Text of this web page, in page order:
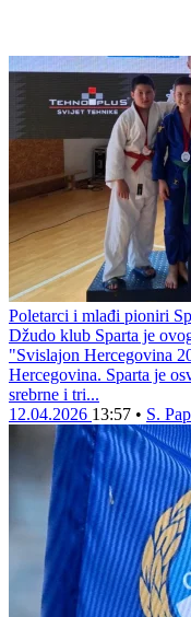
Poletarci i mlađi pioniri
Džudo klub Sparta je
"Svislajon Hercegovina
Hercegovina. Sparta je
srebrne i tri...
12.04.2026 13:57 • S.